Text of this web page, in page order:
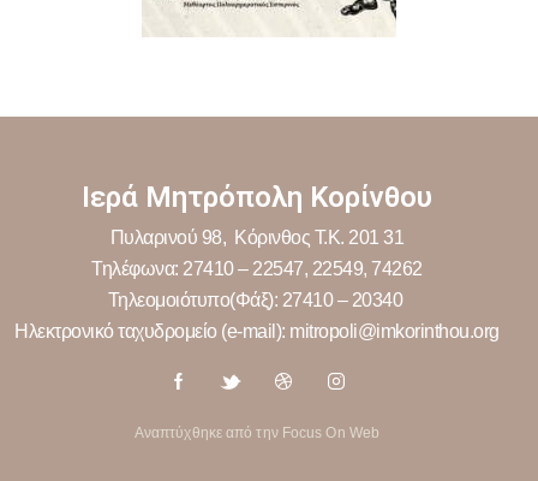
Ιερά Μητρόπολη Κορίνθου
Πυλαρινού 98, Κόρινθος Τ.Κ. 201 31
Τηλέφωνα: 27410 – 22547, 22549, 74262
Τηλεομοιότυπο(Φάξ): 27410 – 20340
Ηλεκτρονικό ταχυδρομείο (e-mail): mitropoli@imkorinthou.org
Αναπτύχθηκε από την Focus On Web